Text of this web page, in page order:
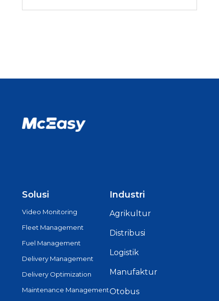
Solusi
Video Monitoring
Fleet Management
Fuel Management
Delivery Management
Delivery Optimization
Maintenance Management
Industri
Agrikultur
Distribusi
Logistik
Manufaktur
Otobus